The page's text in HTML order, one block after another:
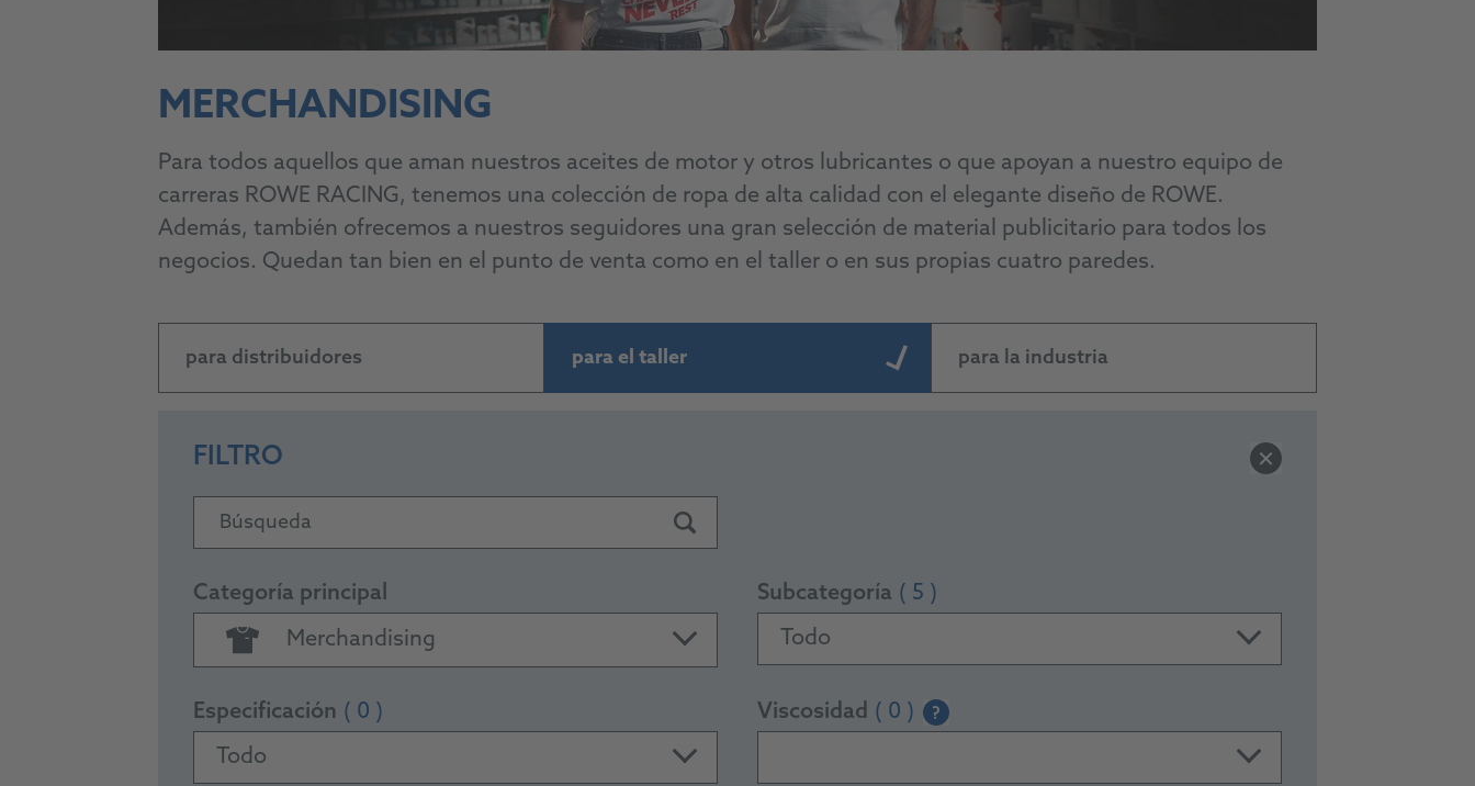
MERCHANDISING
Para todos aquellos que aman nuestros aceites de motor y otros lubricantes o que apoyan a nuestro equipo de
carreras ROWE RACING, tenemos una colección de ropa de alta calidad con el elegante diseño de ROWE.
Además, también ofrecemos a nuestros seguidores una gran selección de material publicitario para todos los
negocios. Quedan tan bien en el punto de venta como en el taller o en sus propias cuatro paredes.
para distribuidores para el taller para la industria
FILTRO
Búsqueda
Categoría principal
Merchandising
Subcategoría ( 5 )
Todo
Especificación ( 0 )
Todo
Viscosidad ( 0 ) ?